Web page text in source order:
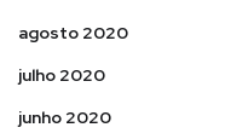
agosto 2020
julho 2020
junho 2020